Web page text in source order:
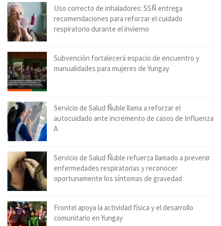
Uso correcto de inhaladores: SSÑ entrega
recomendaciones para reforzar el cuidado
respiratorio durante el invierno
Subvención fortalecerá espacio de encuentro y
manualidades para mujeres de Yungay
Servicio de Salud Ñuble llama a reforzar el
autocuidado ante incremento de casos de Influenza
A
Servicio de Salud Ñuble refuerza llamado a prevenir
enfermedades respiratorias y reconocer
oportunamente los síntomas de gravedad
Frontel apoya la actividad física y el desarrollo
comunitario en Yungay